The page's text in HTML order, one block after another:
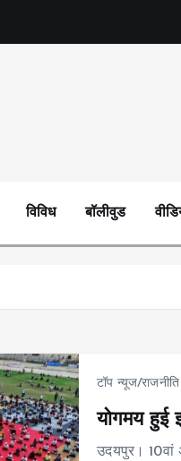
विविध बॉलीवुड
टॉप न्यूज/राजनीति
योगमय हुई
उदयपुर। 10वां